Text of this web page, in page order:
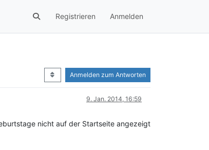
Registrieren Anmelden
Anmelden zum Antworten
9. Jan. 2014, 16:59
nicht auf der Startseite angezeigt